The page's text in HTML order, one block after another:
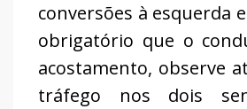
conversões à esquerda
obrigatório que o
acostamento, observe
tráfego nos dois